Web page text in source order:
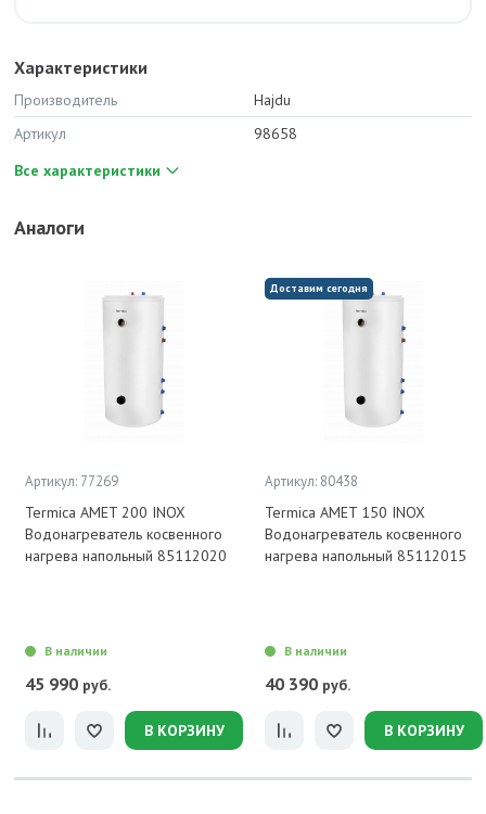
Характеристики
Производитель
Hajdu
Артикул
98658
Все характеристики
Аналоги
Артикул: 77269
Termica AMET 200 INOX
Водонагреватель косвенного
нагрева напольный 85112020
В наличии
45 990 руб.
В КОРЗИНУ
Доставим сегодня
Артикул: 80438
Termica AMET 150 INOX
Водонагреватель косвенного
нагрева напольный 85112015
В наличии
40 390 руб.
В КОРЗИНУ